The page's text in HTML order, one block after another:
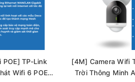
lên tới 30M
Phương Tiện:
Phân biệt con
sự kiện chính xác hơn.
micrô tích hợp để ghi lại mọi thứ
: Với lớp vỏ chắc chắn, chống phá
hoại và môi trường khắc nghiệt
TP-Link
Wifi 6 POE
[4M] Camera Wifi
Trời Thông Minh